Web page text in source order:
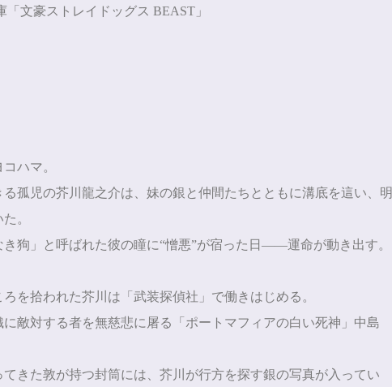
文豪ストレイドッグス BEAST 」
ハマ。
孤児の芥川龍之介は、妹の銀と仲間たちとともに溝底を這い、明
。
狗」と呼ばれた彼の瞳に“憎悪”が宿った日――運命が動き出す。
を拾われた芥川は「武装探偵社」で働きはじめる。
敵対する者を無慈悲に屠る「ポートマフィアの白い死神」中島
きた敦が持つ封筒には、芥川が行方を探す銀の写真が入ってい